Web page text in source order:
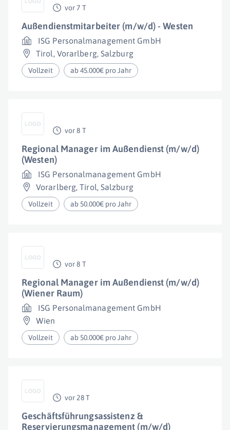
vor 7 T
Außendienstmitarbeiter (m/w/d) - Westen
ISG Personalmanagement GmbH
Tirol , Vorarlberg, Salzburg
Vollzeit ab 45.000€ pro Jahr
vor 8 T
Regional Manager im Außendienst (m/w/d)
(Westen)
ISG Personalmanagement GmbH
Vorarlberg,Tirol, Salzburg
Vollzeit ab 50.000€ pro Jahr
vor 8 T
Regional Manager im Außendienst (m/w/d)
(Wiener Raum)
ISG Personalmanagement GmbH
Wien
Vollzeit ab 50.000€ pro Jahr
vor 28 T
Geschäftsführungsassistenz &
Reservierungsmanagement (m/w/d)